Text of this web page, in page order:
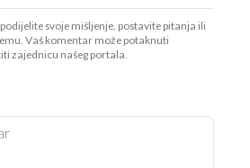
svoje mišljenje, postavite pitanja ili
Vaš komentar može potaknuti
zajednicu našeg portala.